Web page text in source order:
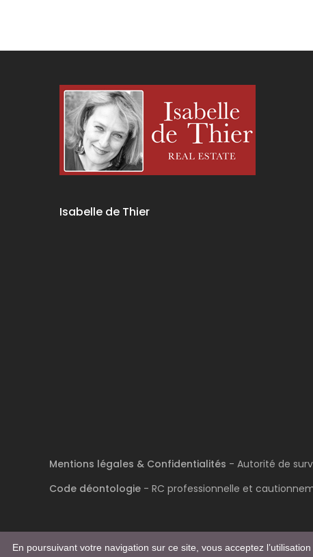
Isabelle de Thier
Mentions légales & Confidentialités - Autorité de
Code déontologie - RC professionnelle et
En poursuivant votre navigation sur ce site, vous acceptez